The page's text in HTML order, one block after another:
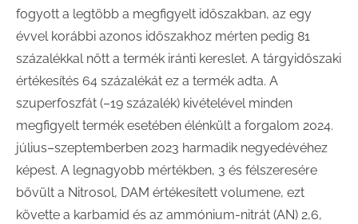
fogyott a legtöbb a megfigyelt időszakban, az egy
évvel korábbi azonos időszakhoz mérten pedig 81
százalékkal nőtt a termék iránti kereslet. A tárgyidőszaki
értékesítés 64 százalékát ez a termék adta. A
szuperfoszfát (–19 százalék) kivételével minden
megfigyelt termék esetében élénkült a forgalom 2024.
július–szeptemberben 2023 harmadik negyedévéhez
képest. A legnagyobb mértékben, 3 és félszeresére
bővült a Nitrosol, DAM értékesített volumene, ezt
követte a karbamid és az ammónium-nitrát (AN) 2,6,